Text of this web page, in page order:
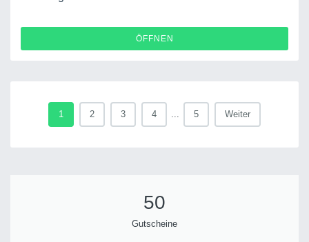
ÖFFNEN
1 2 3 4 5 Weiter
50
Gutscheine